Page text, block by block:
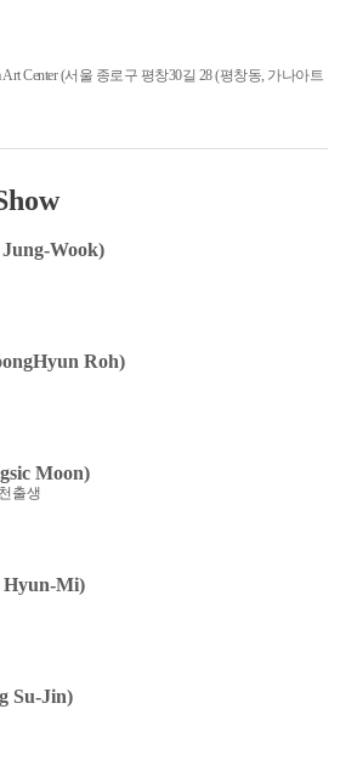
Center (서울 종로구 평창30길 28 (평창동, 가나아트
Wook)
Roh)
Moon)
출생
Hyun-Mi)
Su-Jin)